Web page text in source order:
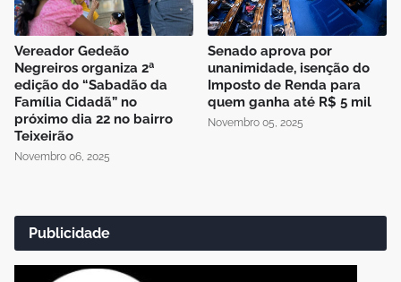
Vereador Gedeão
Negreiros organiza 2ª
edição do “Sabadão da
Família Cidadã” no
próximo dia 22 no bairro
Teixeirão
Novembro 06, 2025
Senado aprova por
unanimidade, isenção do
Imposto de Renda para
quem ganha até R$ 5 mil
Novembro 05, 2025
Publicidade